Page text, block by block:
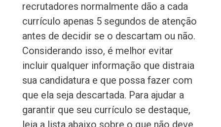
recrutadores normalmente dão a cada
currículo apenas 5 segundos de atenção
antes de decidir se o descartam ou não.
Considerando isso, é melhor evitar
incluir qualquer informação que distraia
sua candidatura e que possa fazer com
que ela seja descartada. Para ajudar a
garantir que seu currículo se destaque,
leia a lista abaixo sobre o que não deve